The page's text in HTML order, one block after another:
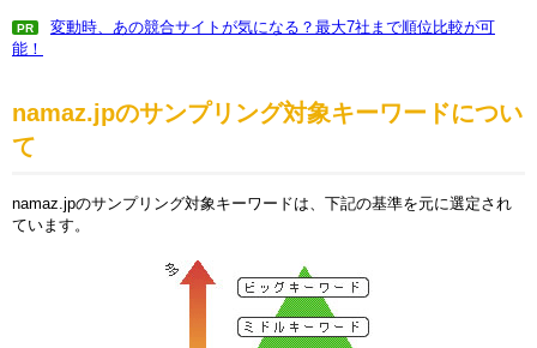
PR
変動時、あの競合サイトが気になる？最大7社まで順位比較が可
能！
namaz.jpのサンプリング対象キーワードについ
て
namaz.jpのサンプリング対象キーワードは、下記の基準を元に選定され
ています。